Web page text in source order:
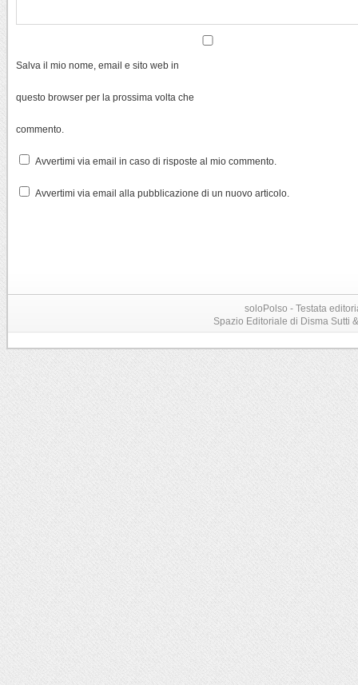
Salva il mio nome, email e sito web in
questo browser per la prossima volta che
commento.
Avvertimi via email in caso di risposte al mio commento.
Avvertimi via email alla pubblicazione di un nuovo articolo.
soloPolso - Testata
Spazio Editoriale di Disma Sutti